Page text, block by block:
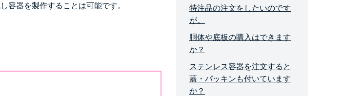
容器を製作することは可能です。
特注品の注文をしたいのです
が。
胴体や底板の購入はできます
か？
ステンレス容器を注文すると
蓋・パッキンも付いています
か？